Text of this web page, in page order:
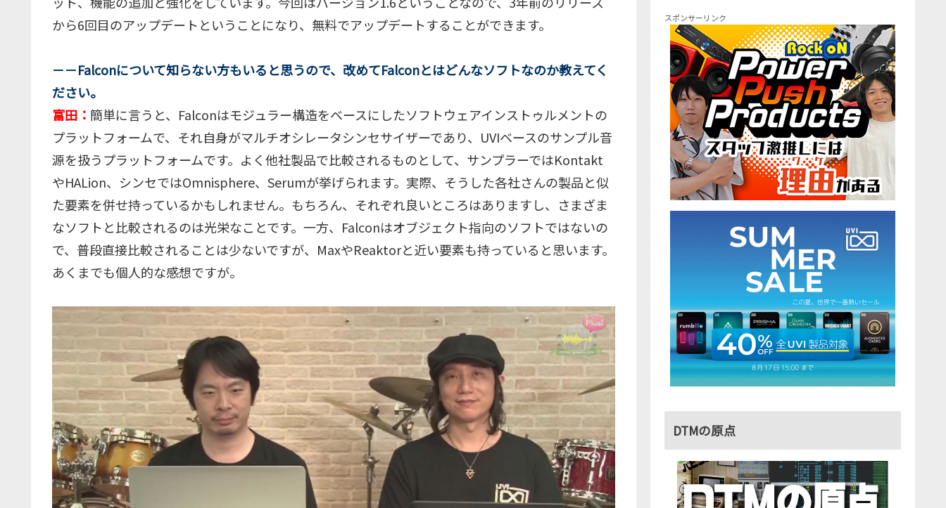
から6回目のアップデートということになり、無料でアップデートすることができます。
－－Falconについて知らない方もいると思うので、改めてFalconとはどんなソフトなのか教えてく
ださい。
富田： 簡単に言うと、Falconはモジュラー構造をベースにしたソフトウェアインストゥルメントの
プラットフォームで、それ自身がマルチオシレータシンセサイザーであり、UVIベースのサンプル音
源を扱うプラットフォームです。よく他社製品で比較されるものとして、サンプラーではKontakt
やHALion、シンセではOmnisphere、Serumが挙げられます。実際、そうした各社さんの製品と似
た要素を併せ持っているかもしれません。もちろん、それぞれ良いところはありますし、さまざま
なソフトと比較されるのは光栄なことです。一方、Falconはオブジェクト指向のソフトではないの
で、普段直接比較されることは少ないですが、MaxやReaktorと近い要素も持っていると思います。
あくまでも個人的な感想ですが。
スポンサーリンク
DTMの原点